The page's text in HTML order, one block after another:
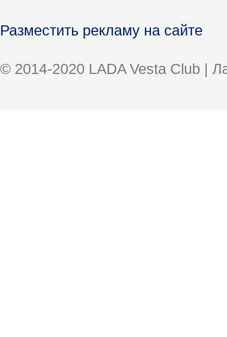
Разместить рекламу на сайте
© 2014-2020 LADA Vesta Club |